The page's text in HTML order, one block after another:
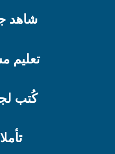
شاهد
تعليم
كُتب